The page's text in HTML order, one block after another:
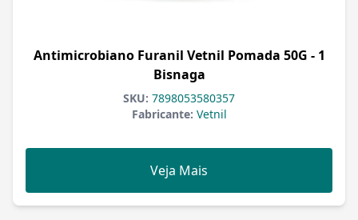
Antimicrobiano Furanil Vetnil Pomada 50G - 1
Bisnaga
SKU: 7898053580357
Fabricante: Vetnil
Veja Mais